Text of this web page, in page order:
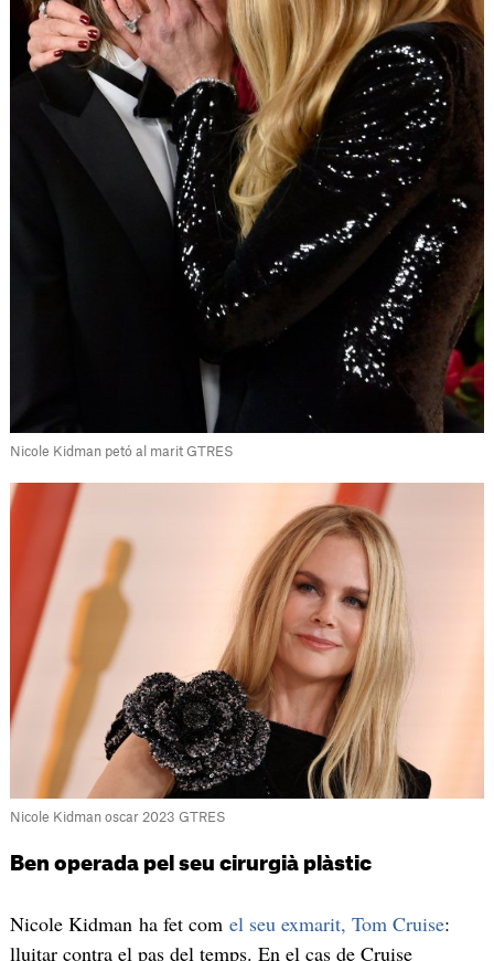
Nicole Kidman petó al marit GTRES
Nicole Kidman oscar 2023 GTRES
Ben operada pel seu cirurgià plàstic
Nicole Kidman ha fet com el seu exmarit, Tom Cruise:
lluitar contra el pas del temps. En el cas de Cruise